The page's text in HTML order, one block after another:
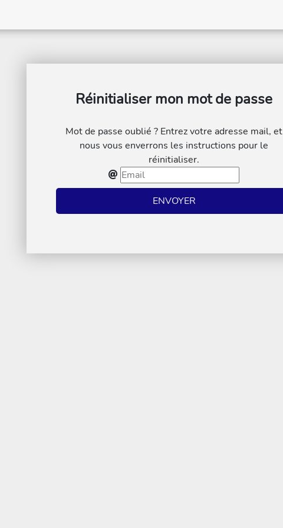
Réinitialiser mon mot de passe
Mot de passe oublié ? Entrez votre adresse mail, et
nous vous enverrons les instructions pour le
réinitialiser.
ENVOYER